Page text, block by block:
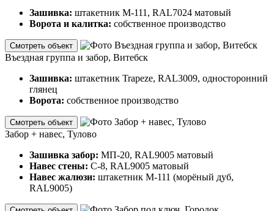
Зашивка: штакетник М-111, RAL7024 матовый
Ворота и калитка: собственное производство
Смотреть объект
Въездная группа и забор, Витебск
Зашивка: штакетник Trapeze, RAL3009, односторонний
глянец
Ворота: собственное производство
Смотреть объект
Забор + навес, Тулово
Зашивка забор: МП-20, RAL9005 матовый
Навес стены: С-8, RAL9005 матовый
Навес жалюзи: штакетник М-111 (морёный дуб,
RAL9005)